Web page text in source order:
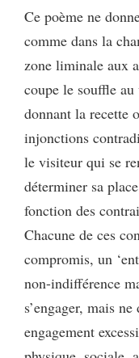
Ce poème ne
comme dans la
zone liminale aux
coupe le souffle
donnant la recette
injonctions
le visiteur qui se
déterminer sa
fonction des
Chacune de ces
compromis, un
non-indifférence
s’engager, mais
engagement